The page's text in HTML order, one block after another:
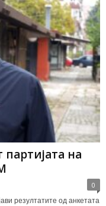
на
0
резултатите од анкетата